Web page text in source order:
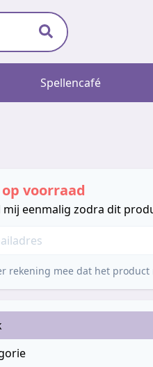
Spellencafé
voorraad
mij eenmalig zodra dit
rekening mee dat het